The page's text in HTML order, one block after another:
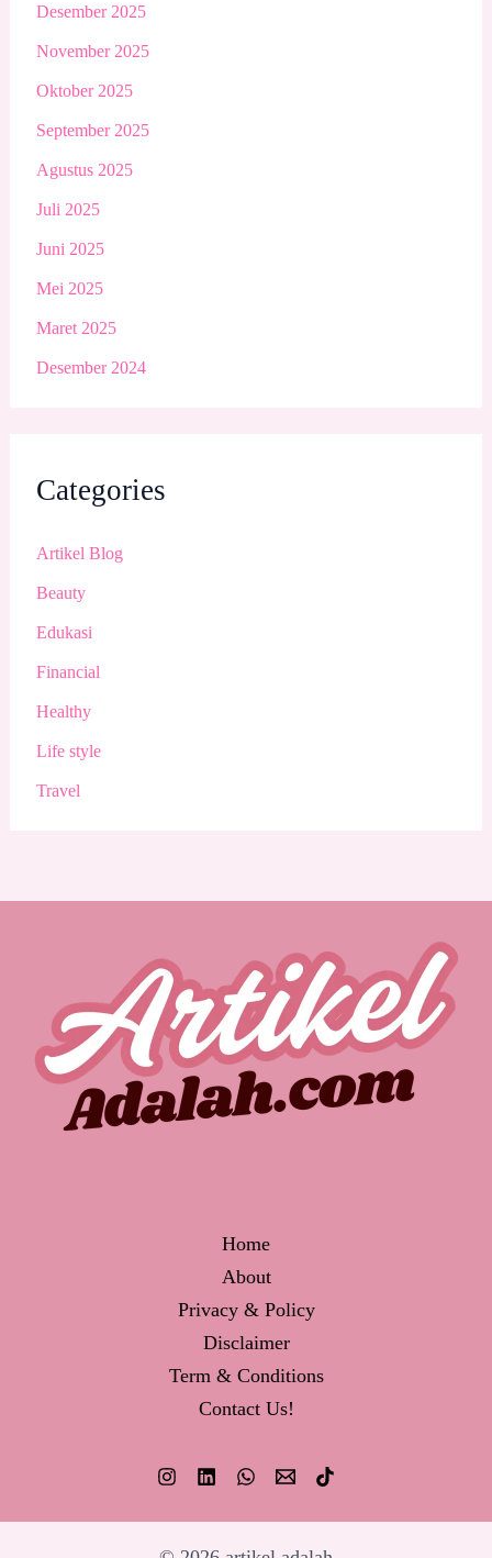
Desember 2025
November 2025
Oktober 2025
September 2025
Agustus 2025
Juli 2025
Juni 2025
Mei 2025
Maret 2025
Desember 2024
Categories
Artikel Blog
Beauty
Edukasi
Financial
Healthy
Life style
Travel
Home
About
Privacy & Policy
Disclaimer
Term & Conditions
Contact Us!